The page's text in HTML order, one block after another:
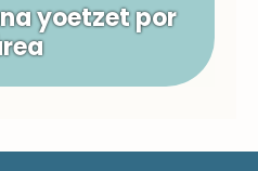
yoetzet por